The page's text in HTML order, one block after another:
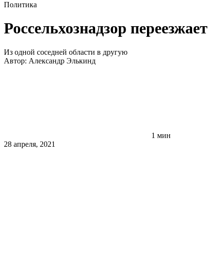
Политика
Россельхознадзор переезжает
Из одной соседней области в другую
Автор: Александр Элькинд
1 мин
28 апреля, 2021